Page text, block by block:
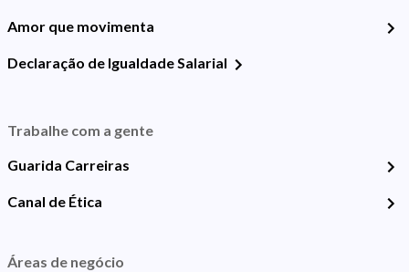
Amor que movimenta
Declaração de Igualdade Salarial
Trabalhe com a gente
Guarida Carreiras
Canal de Ética
Áreas de negócio